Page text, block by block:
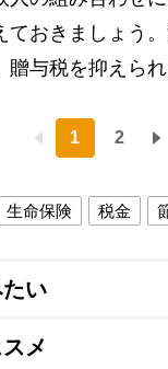
ておきましょう
贈与税を抑えられ
1 2
生命保険 税金
い
メ